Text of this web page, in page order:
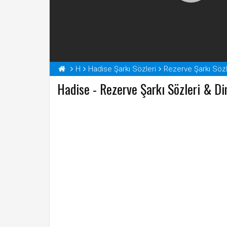
H Hadise Şarkı Sözleri Rezerve Şarkı
Hadise - Rezerve Şarkı Sözleri &